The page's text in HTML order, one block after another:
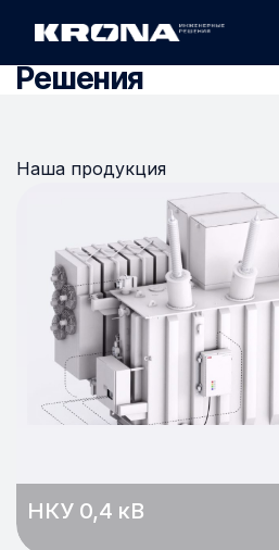
Главная ›Решения
Решения
Наша продукция
НКУ 0,4 кВ